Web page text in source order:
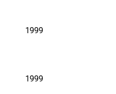
1999
1999